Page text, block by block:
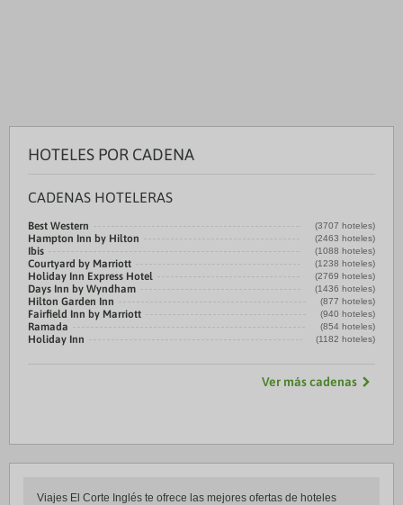
HOTELES POR CADENA
CADENAS HOTELERAS
Best Western (3707 hoteles)
Hampton Inn by Hilton (2463 hoteles)
Ibis (1088 hoteles)
Courtyard by Marriott (1238 hoteles)
Holiday Inn Express Hotel (2769 hoteles)
Days Inn by Wyndham (1436 hoteles)
Hilton Garden Inn (877 hoteles)
Fairfield Inn by Marriott (940 hoteles)
Ramada (854 hoteles)
Holiday Inn (1182 hoteles)
Ver más cadenas
Viajes El Corte Inglés te ofrece las mejores ofertas de hoteles